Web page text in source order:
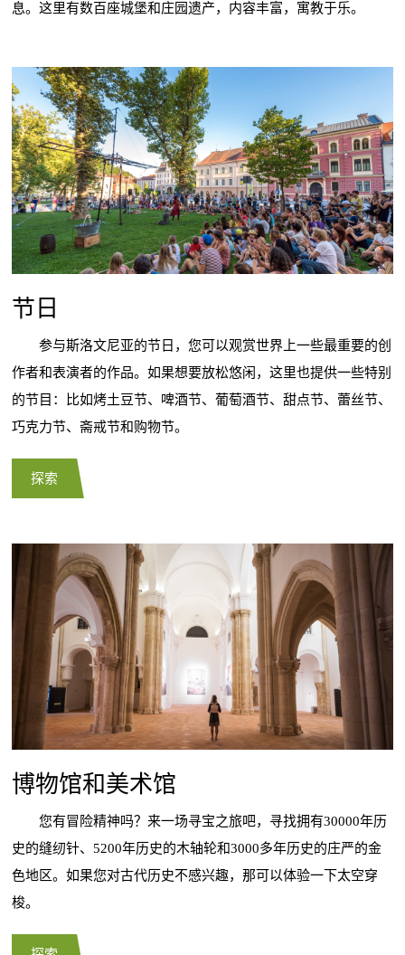
息。这里有数百座城堡和庄园遗产，内容丰富，寓教于乐。
节日
参与斯洛文尼亚的节日，您可以观赏世界上一些最重要的创
作者和表演者的作品。如果想要放松悠闲，这里也提供一些特别
的节目：比如烤土豆节、啤酒节、葡萄酒节、甜点节、蕾丝节、
巧克力节、斋戒节和购物节。
探索
博物馆和美术馆
您有冒险精神吗？来一场寻宝之旅吧，寻找拥有30000年历
史的缝纫针、5200年历史的木轴轮和3000多年历史的庄严的金
色地区。如果您对古代历史不感兴趣，那可以体验一下太空穿
梭。